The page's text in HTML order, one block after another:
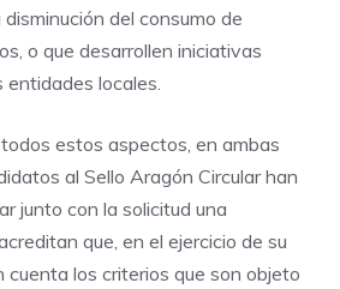
del consumo de
o que desarrollen iniciativas
entidades locales.
estos aspectos, en ambas
al Sello Aragón Circular han
junto con la solicitud una
que, en el ejercicio de su
cuenta los criterios que son objeto